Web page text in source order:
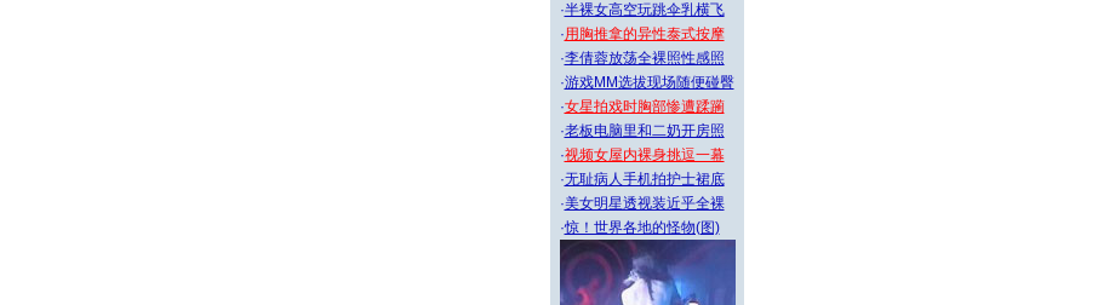
·半裸女高空玩跳伞乳横飞
·用胸推拿的异性泰式按摩
·李倩蓉放荡全裸照性感照
·游戏MM选拔现场随便碰臀
·女星拍戏时胸部惨遭蹂躏
·老板电脑里和二奶开房照
·视频女屋内裸身挑逗一幕
·无耻病人手机拍护士裙底
·美女明星透视装近乎全裸
·惊！世界各地的怪物(图)